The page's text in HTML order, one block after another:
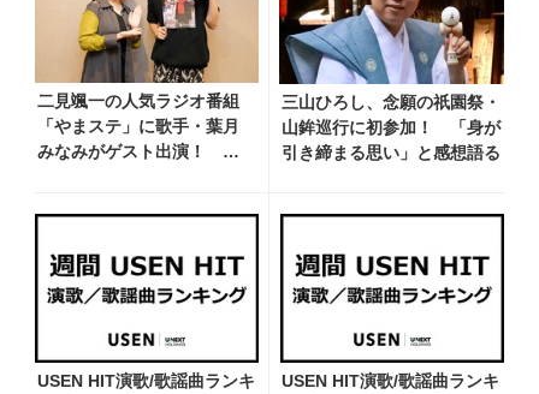
二見颯一の人気ラジオ番組
「やまステ」に歌手・葉月
みなみがゲスト出演！ 新
三山ひろし、念願の祇園祭・
山鉾巡行に初参加！ 「身が
引き締まる思い」と感想語る
USEN HIT演歌/歌謡曲ランキ
USEN HIT演歌/歌謡曲ランキ